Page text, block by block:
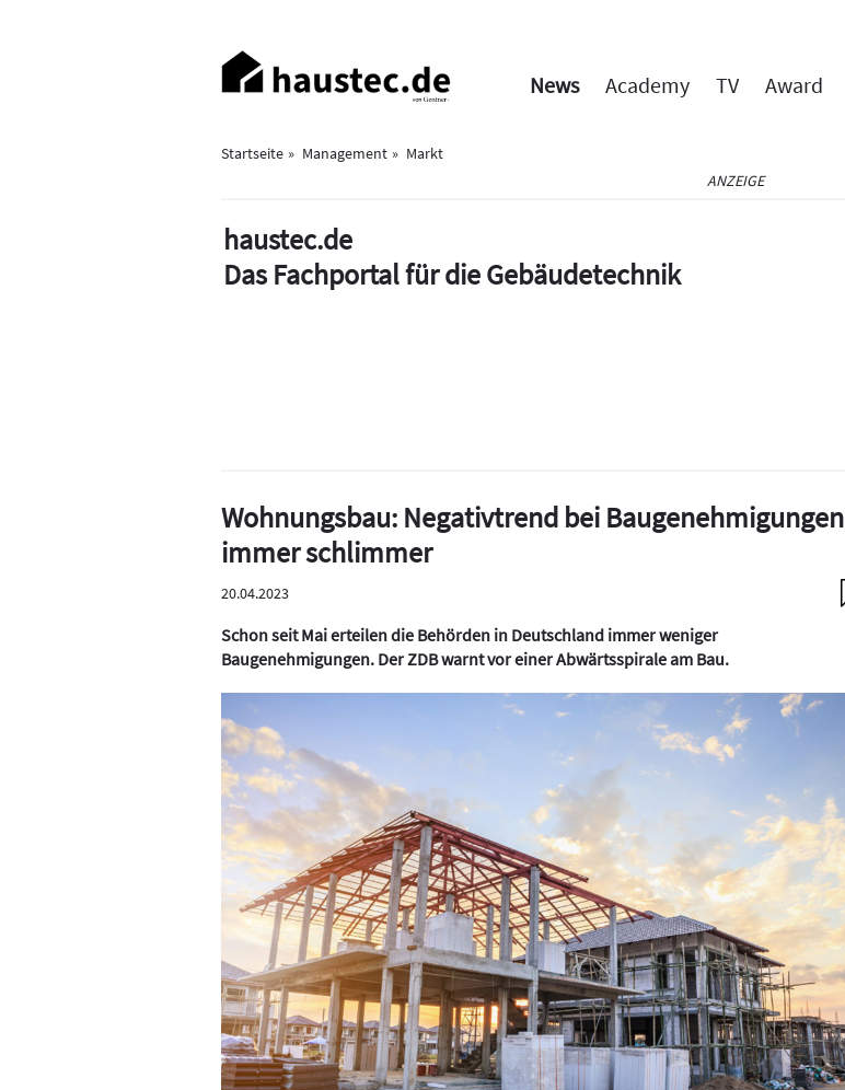
Haupt-
Navigation
News Academy TV Award
Startseite Management
Markt
ANZEIGE
haustec.de
Das Fachportal für die Gebäudetechnik
Wohnungsbau: Negativtrend bei Baugenehmigungen
immer schlimmer
20.04.2023
Schon seit Mai erteilen die Behörden in Deutschland immer weniger
Baugenehmigungen. Der ZDB warnt vor einer Abwärtsspirale am Bau.